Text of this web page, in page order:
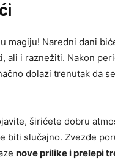
magiju! Naredni dani
ali i raznežiti. Nakon
dolazi trenutak da se
širićete dobru
biti slučajno. Zvezde
nove prilike i prelepi